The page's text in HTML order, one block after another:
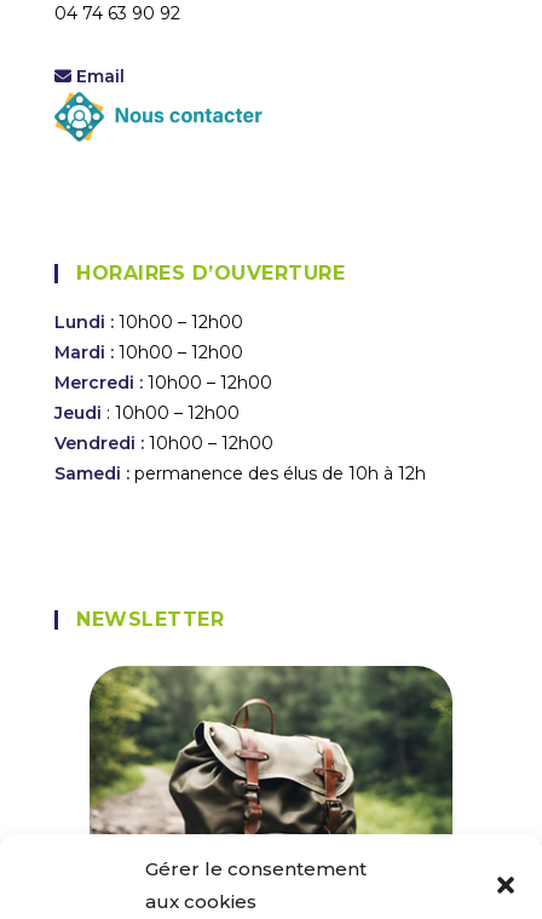
Gérer le consentement
aux cookies
04 74 63 90 92
Email
HORAIRES D’OUVERTURE
Lundi : 10h00 – 12h00
Mardi : 10h00 – 12h00
Mercredi : 10h00 – 12h00
Jeudi : 10h00 – 12h00
Vendredi : 10h00 – 12h00
Samedi : permanence des élus de 10h à 12h
NEWSLETTER